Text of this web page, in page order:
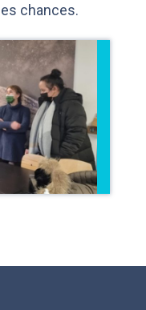
chances.